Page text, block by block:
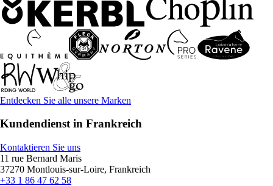
Entdecken Sie alle unsere Marken
Kundendienst in Frankreich
Kontaktieren Sie uns
11 rue Bernard Maris
37270 Montlouis-sur-Loire, Frankreich
+33 1 86 47 62 58